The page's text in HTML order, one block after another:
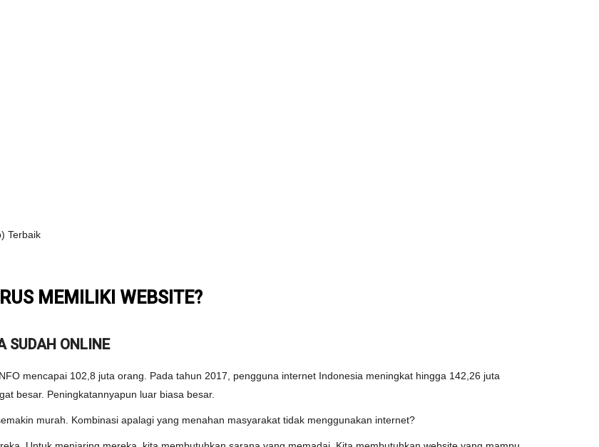
Terbaik
MEMILIKI WEBSITE?
SUDAH ONLINE
mencapai 102,8 juta orang. Pada tahun 2017, pengguna internet Indonesia meningkat hingga 142,26 juta
besar. Peningkatannyapun luar biasa besar.
murah. Kombinasi apalagi yang menahan masyarakat tidak menggunakan internet?